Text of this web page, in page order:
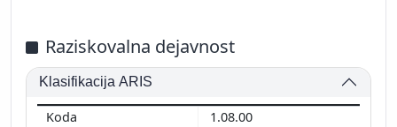
Raziskovalna dejavnost
Klasifikacija ARIS
1.08.00